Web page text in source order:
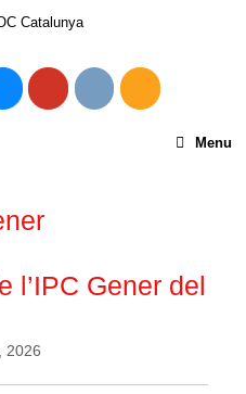
Menu
l’IPC Gener del
2026